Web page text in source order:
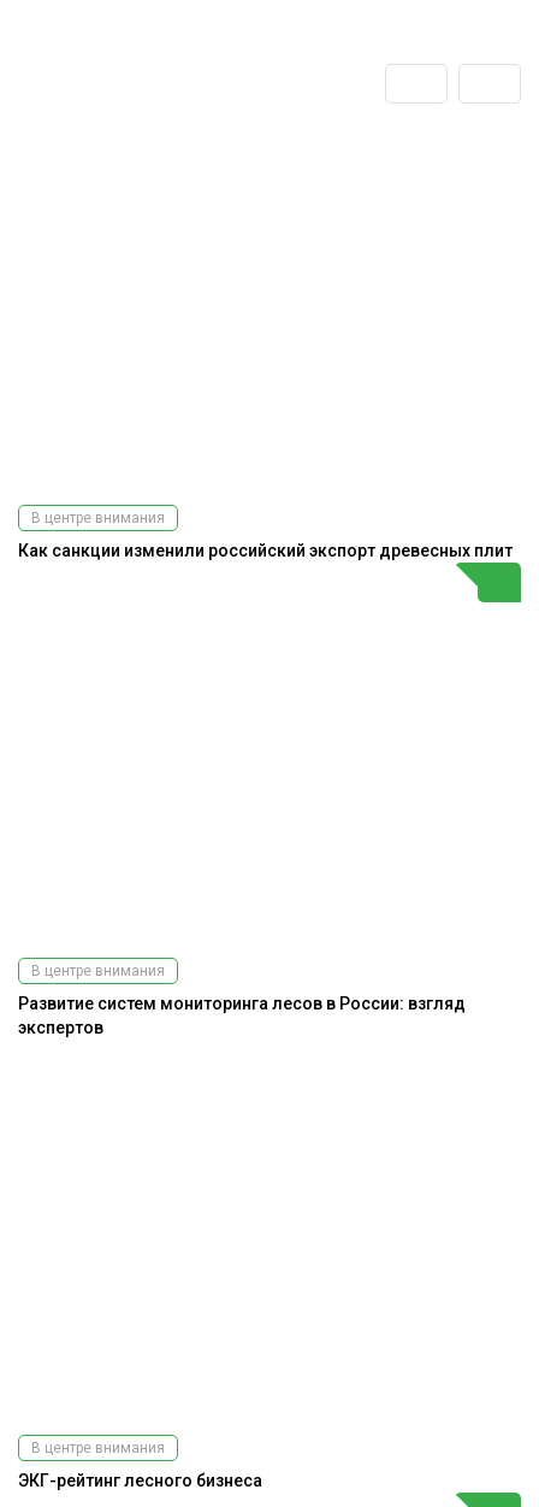
В центре внимания
Как санкции изменили российский экспорт древесных плит
В центре внимания
Развитие систем мониторинга лесов в России: взгляд
экспертов
В центре внимания
ЭКГ-рейтинг лесного бизнеса